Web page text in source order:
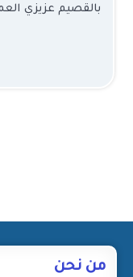
بالقصيم عزيزي
من نحن